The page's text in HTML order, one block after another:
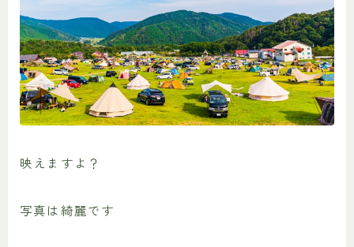
映えますよ？
写真は綺麗です